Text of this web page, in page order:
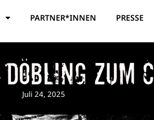
PARTNER*INNEN PRESSE
zum
Juli 24, 2025